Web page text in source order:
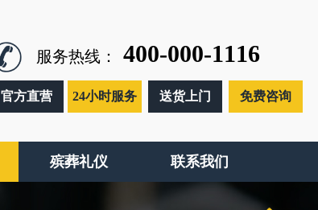
服务热线： 400-000-1116
官方直营 24小时服务 送货上门 免费咨询
殡葬礼仪 联系我们